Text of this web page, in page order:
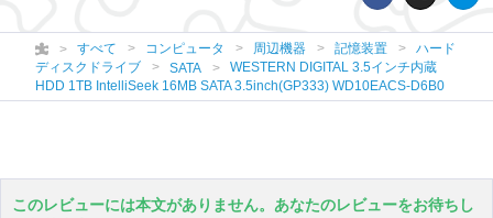
すべて コンピュータ 周辺機器 記憶装置
ハード
ディスクドライブ
SATA
WESTERN DIGITAL 3.5インチ内蔵
HDD 1TB IntelliSeek 16MB SATA 3.5inch(GP333) WD10EACS-D6B0
このレビューには本文がありません。あなたのレビューをお待ちし